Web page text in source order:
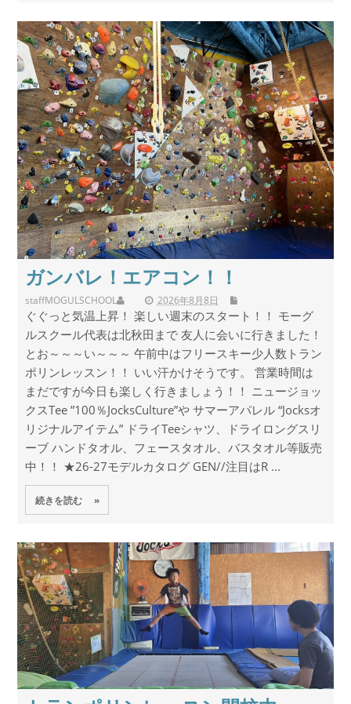
ガンバレ！エアコン！！
staff 2026年8月8日
MOGULSCHOOL
ぐぐっと気温上昇！ 楽しい週末のスタート！！ モーグ
ルスクール代表は北秋田まで 友人に会いに行きました！
とお～～～い～～～ 午前中はフリースキー少人数トラン
ポリンレッスン！！ いい汗かけそうです。 営業時間は
まだですが今日も楽しく行きましょう！！ ニュージョッ
クスTee ”100％JocksCulture”や サマーアパレル “Jocksオ
リジナルアイテム” ドライTeeシャツ、ドライロングスリ
ーブ ハンドタオル、フェースタオル、バスタオル等販売
中！！ ★26-27モデルカタログ GEN//注目はR ...
続きを読む »